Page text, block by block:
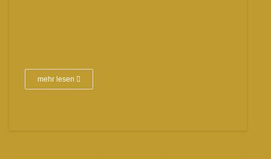
mehr lesen